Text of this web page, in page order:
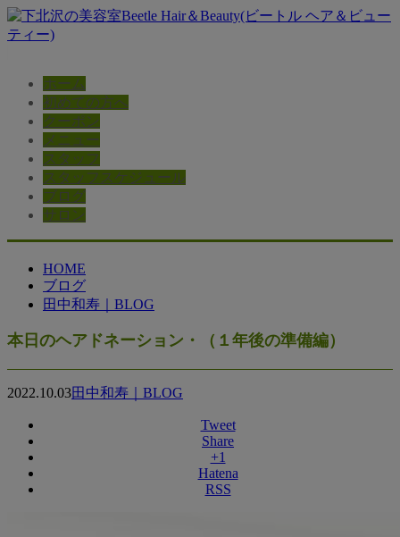
ホーム
初めての方へ
クーポン
メニュー
スタッフ
スタッフスケジュール
ブログ
サロン
HOME
ブログ
田中和寿｜BLOG
本日のヘアドネーション・（１年後の準備編）
2022.10.03田中和寿｜BLOG
Tweet
Share
+1
Hatena
RSS